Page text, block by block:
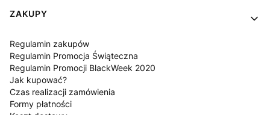
ZAKUPY
Regulamin zakupów
Regulamin Promocja Świąteczna
Regulamin Promocji BlackWeek 2020
Jak kupować?
Czas realizacji zamówienia
Formy płatności